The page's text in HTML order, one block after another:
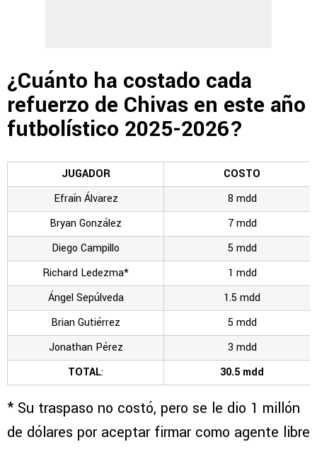
¿Cuánto ha costado cada
refuerzo de Chivas en este año
futbolístico 2025-2026?
JUGADOR
COSTO
Efraín Álvarez
8 mdd
Bryan González
7 mdd
Diego Campillo
5 mdd
Richard Ledezma*
1 mdd
Ángel Sepúlveda
1.5 mdd
Brian Gutiérrez
5 mdd
Jonathan Pérez
3 mdd
TOTAL: 30.5 mdd
* Su traspaso no costó, pero se le dio 1 millón
de dólares por aceptar firmar como agente libre